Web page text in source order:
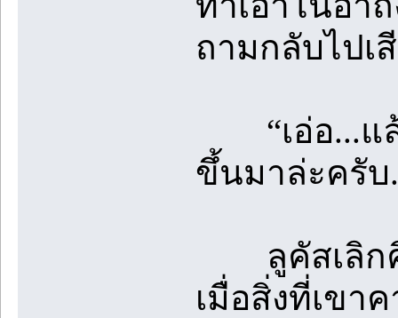
ถามกลับไปเ
“เอ่อ...แล้
ขึ้นมาล่ะครับ
ลูคัสเลิกคิ้
เมื่อสิ่งที่เขา